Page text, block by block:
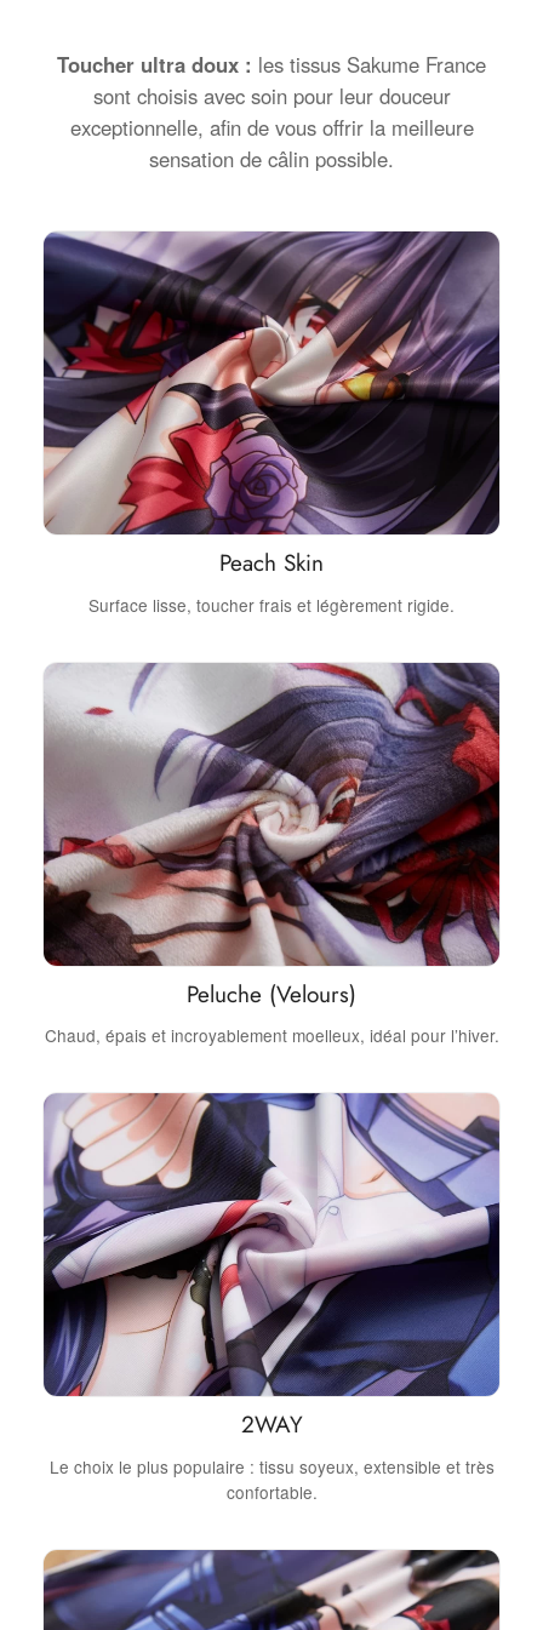
Toucher ultra doux : les tissus Sakume France
sont choisis avec soin pour leur douceur
exceptionnelle, afin de vous offrir la meilleure
sensation de câlin possible.
Peach Skin
Surface lisse, toucher frais et légèrement rigide.
Peluche (Velours)
Chaud, épais et incroyablement moelleux, idéal pour l’hiver.
2WAY
Le choix le plus populaire : tissu soyeux, extensible et très
confortable.